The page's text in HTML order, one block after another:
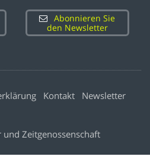
Abonnieren Sie
den Newsletter
Kontakt
Newsletter
Zeitgenossenschaft